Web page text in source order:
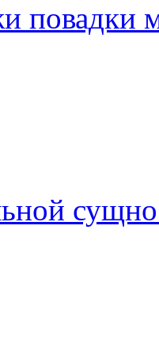
повадки